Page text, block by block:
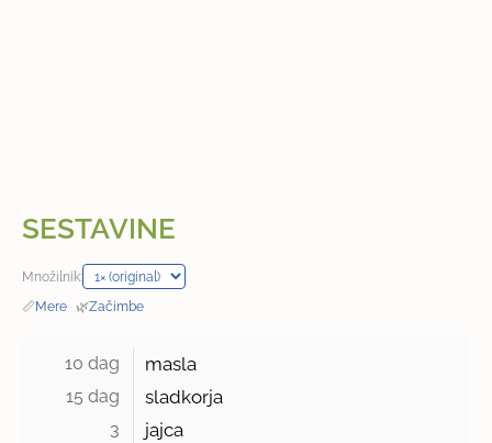
SESTAVINE
Množilnik:
📏Mere · 🌿Začimbe
10 dag masla
15 dag sladkorja
3 jajca